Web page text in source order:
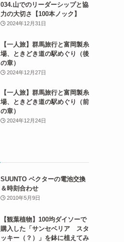
034.山でのリーダーシップと協
力の大切さ【100本ノック】
2024年12月31日
【一人旅】群馬旅行と富岡製糸
場、ときどき道の駅めぐり（後
の章）
2024年12月27日
【一人旅】群馬旅行と富岡製糸
場、ときどき道の駅めぐり（前
の章）
2024年12月24日
SUUNTO ベクターの電池交換
＆時刻合わせ
2010年5月9日
【観葉植物】100均ダイソーで
購入した「サンセベリア スタ
ッキー（？）」を鉢に植えてみ